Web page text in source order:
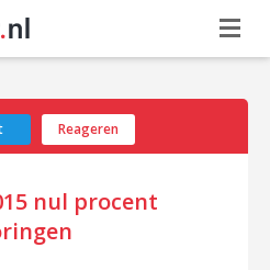
Reageren
nul procent